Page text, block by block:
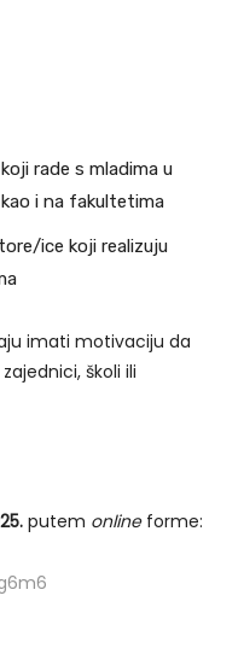
rade s mladima u
i na fakultetima
ice koji realizuju
imati motivaciju da
školi ili
putem onlineforme: